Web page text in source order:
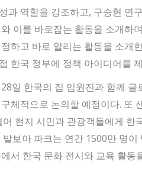
과 역할을 강조하고, 구승현 연
이를 바로잡는 활동을 소개하
하고 바로 알리는 활동을 소개
한국 정부에 정책 아이디어를
일 한국의 집 임원진과 함께
체적으로 논의할 예정이다. 또
어 현지 시민과 관광객들에게
발보아 파크는 연간 1500만 명
서 한국 문화 전시와 교육 활